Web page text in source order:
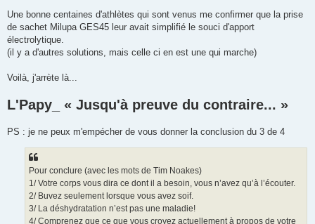
Une bonne centaines d'athlètes qui sont venus me confirmer que la prise
de sachet Milupa GES45 leur avait simplifié le souci d'apport
électrolytique.
(il y a d'autres solutions, mais celle ci en est une qui marche)
Voilà, j'arrète là...
L'Papy_ « Jusqu'à preuve du contraire... »
PS : je ne peux m'empécher de vous donner la conclusion du 3 de 4
Pour conclure (avec les mots de Tim Noakes)
1/ Votre corps vous dira ce dont il a besoin, vous n’avez qu’à l’écouter.
2/ Buvez seulement lorsque vous avez soif.
3/ La déshydratation n’est pas une maladie!
4/ Comprenez que ce que vous croyez actuellement à propos de votre